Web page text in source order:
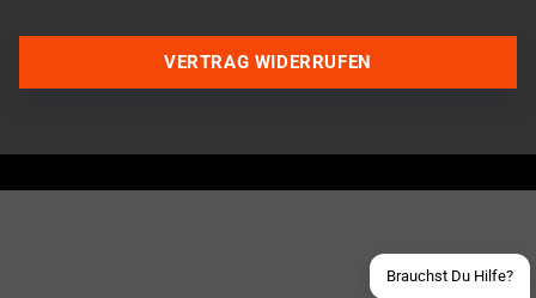
Brauchst Du Hilfe?
Discord Server beitreten
Schick uns eine eMail
VERTRAG WIDERRUFEN